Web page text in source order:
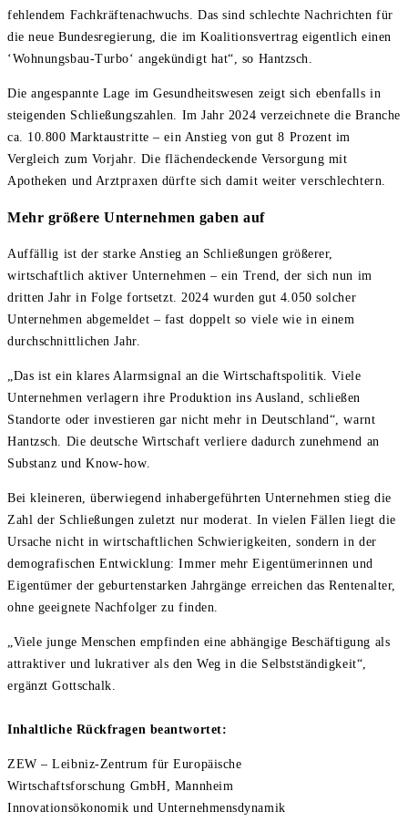
fehlendem Fachkräftenachwuchs. Das sind schlechte Nachrichten für
die neue Bundesregierung, die im Koalitionsvertrag eigentlich einen
‘Wohnungsbau-Turbo‘ angekündigt hat“, so Hantzsch.
Die angespannte Lage im Gesundheitswesen zeigt sich ebenfalls in
steigenden Schließungszahlen. Im Jahr 2024 verzeichnete die Branche
ca. 10.800 Marktaustritte – ein Anstieg von gut 8 Prozent im
Vergleich zum Vorjahr. Die flächendeckende Versorgung mit
Apotheken und Arztpraxen dürfte sich damit weiter verschlechtern.
Mehr größere Unternehmen gaben auf
Auffällig ist der starke Anstieg an Schließungen größerer,
wirtschaftlich aktiver Unternehmen – ein Trend, der sich nun im
dritten Jahr in Folge fortsetzt. 2024 wurden gut 4.050 solcher
Unternehmen abgemeldet – fast doppelt so viele wie in einem
durchschnittlichen Jahr.
„Das ist ein klares Alarmsignal an die Wirtschaftspolitik. Viele
Unternehmen verlagern ihre Produktion ins Ausland, schließen
Standorte oder investieren gar nicht mehr in Deutschland“, warnt
Hantzsch. Die deutsche Wirtschaft verliere dadurch zunehmend an
Substanz und Know-how.
Bei kleineren, überwiegend inhabergeführten Unternehmen stieg die
Zahl der Schließungen zuletzt nur moderat. In vielen Fällen liegt die
Ursache nicht in wirtschaftlichen Schwierigkeiten, sondern in der
demografischen Entwicklung: Immer mehr Eigentümerinnen und
Eigentümer der geburtenstarken Jahrgänge erreichen das Rentenalter,
ohne geeignete Nachfolger zu finden.
„Viele junge Menschen empfinden eine abhängige Beschäftigung als
attraktiver und lukrativer als den Weg in die Selbstständigkeit“,
ergänzt Gottschalk.
Inhaltliche Rückfragen beantwortet:
ZEW – Leibniz-Zentrum für Europäische
Wirtschaftsforschung GmbH, Mannheim
Innovationsökonomik und Unternehmensdynamik